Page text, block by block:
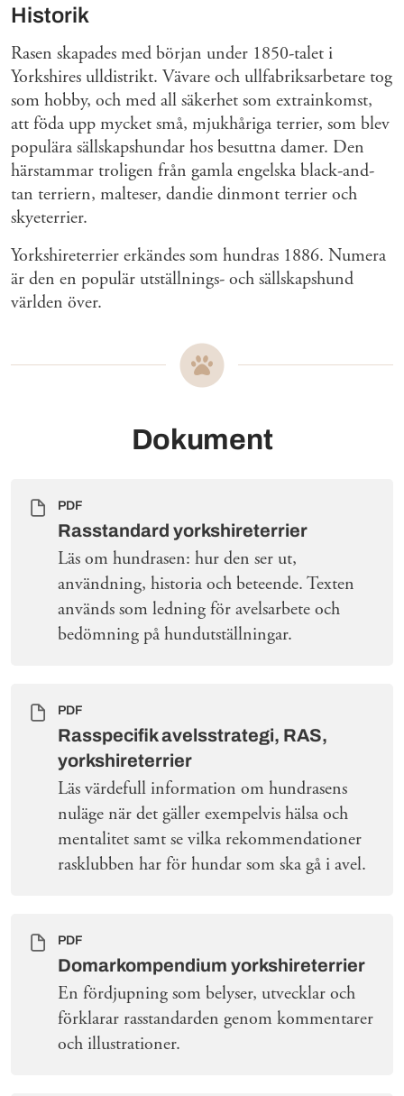
Historik
Rasen skapades med början under 1850-talet i
Yorkshires ulldistrikt. Vävare och ullfabriksarbetare tog
som hobby, och med all säkerhet som extrainkomst,
att föda upp mycket små, mjukhåriga terrier, som blev
populära sällskapshundar hos besuttna damer. Den
härstammar troligen från gamla engelska black-and-
tan terriern, malteser, dandie dinmont terrier och
skyeterrier.
Yorkshireterrier erkändes som hundras 1886. Numera
är den en populär utställnings- och sällskapshund
världen över.
Dokument
PDF
Rasstandard yorkshireterrier
Läs om hundrasen: hur den ser ut,
användning, historia och beteende. Texten
används som ledning för avelsarbete och
bedömning på hundutställningar.
PDF
Rasspecifik avelsstrategi, RAS,
yorkshireterrier
Läs värdefull information om hundrasens
nuläge när det gäller exempelvis hälsa och
mentalitet samt se vilka rekommendationer
rasklubben har för hundar som ska gå i avel.
PDF
Domarkompendium yorkshireterrier
En fördjupning som belyser, utvecklar och
förklarar rasstandarden genom kommentarer
och illustrationer.